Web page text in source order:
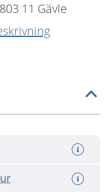
11 Gävle